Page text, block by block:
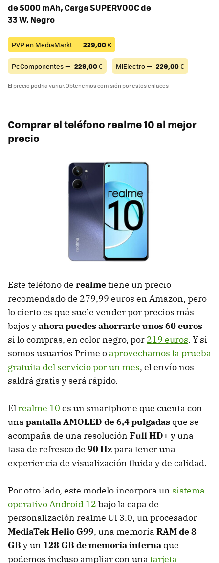
de 5000 mAh, Carga SUPERVOOC de
33 W, Negro
PVP en MediaMarkt — 229,00€
PcComponentes — 229,00€ MiElectro — 229,00€
El precio podría variar. Obtenemos comisión por estos enlaces
Comprar el teléfono realme 10 al mejor
precio
Este teléfono de realmetiene un precio
recomendado de 279,99 euros en Amazon, pero
lo cierto es que suele vender por precios más
bajos yahora puedes ahorrarte unos 60 euros
si lo compras, en color negro, por 219 euros. Y si
somos usuarios Prime o aprovechamos la prueba
gratuita del servicio por un mes, el envío nos
saldrá gratis y será rápido.
Elrealme 10 es un smartphone que cuenta con
una pantalla AMOLED de 6,4 pulgadas que se
acompaña de una resolución Full HD+ y una
tasa de refresco de 90 Hzpara tener una
experiencia de visualización fluida y de calidad.
Por otro lado, este modelo incorpora un sistema
operativo Android 12 bajo la capa de
personalización realme UI 3.0, un procesador
MediaTek Helio G99, una memoria RAM de 8
GB y un 128 GB de memoria interna que
podemos incluso ampliar con una tarjeta